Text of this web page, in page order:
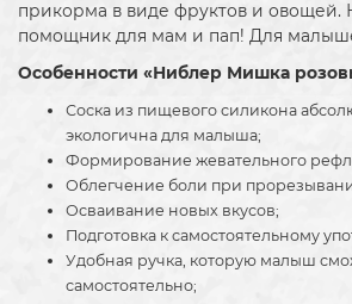
прикорма в виде фруктов и овощей.
помощник для мам и пап! Для
Особенности «Ниблер Мишка
Соска из пищевого силикона
экологична для малыша;
Формирование жевательного
Облегчение боли при
Осваивание новых вкусов;
Подготовка к самостоятельному
Удобная ручка, которую малыш
самостоятельно;